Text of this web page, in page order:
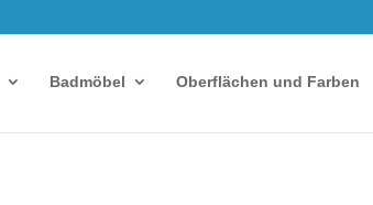
Badmöbel Oberflächen und Farben